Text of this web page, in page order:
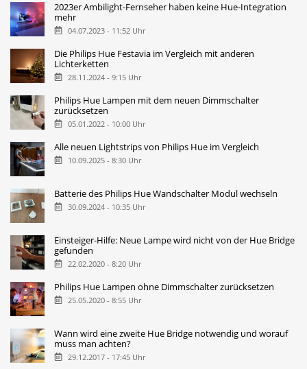
2023er Ambilight-Fernseher haben keine Hue-Integration
mehr
04.07.2023 - 11:52 Uhr
Die Philips Hue Festavia im Vergleich mit anderen
Lichterketten
28.11.2024 - 9:15 Uhr
Philips Hue Lampen mit dem neuen Dimmschalter
zurücksetzen
05.01.2022 - 10:00 Uhr
Alle neuen Lightstrips von Philips Hue im Vergleich
10.09.2025 - 8:30 Uhr
Batterie des Philips Hue Wandschalter Modul wechseln
30.09.2024 - 10:35 Uhr
Einsteiger-Hilfe: Neue Lampe wird nicht von der Hue Bridge
gefunden
22.02.2020 - 8:20 Uhr
Philips Hue Lampen ohne Dimmschalter zurücksetzen
25.05.2020 - 8:55 Uhr
Wann wird eine zweite Hue Bridge notwendig und worauf
muss man achten?
29.12.2017 - 17:45 Uhr